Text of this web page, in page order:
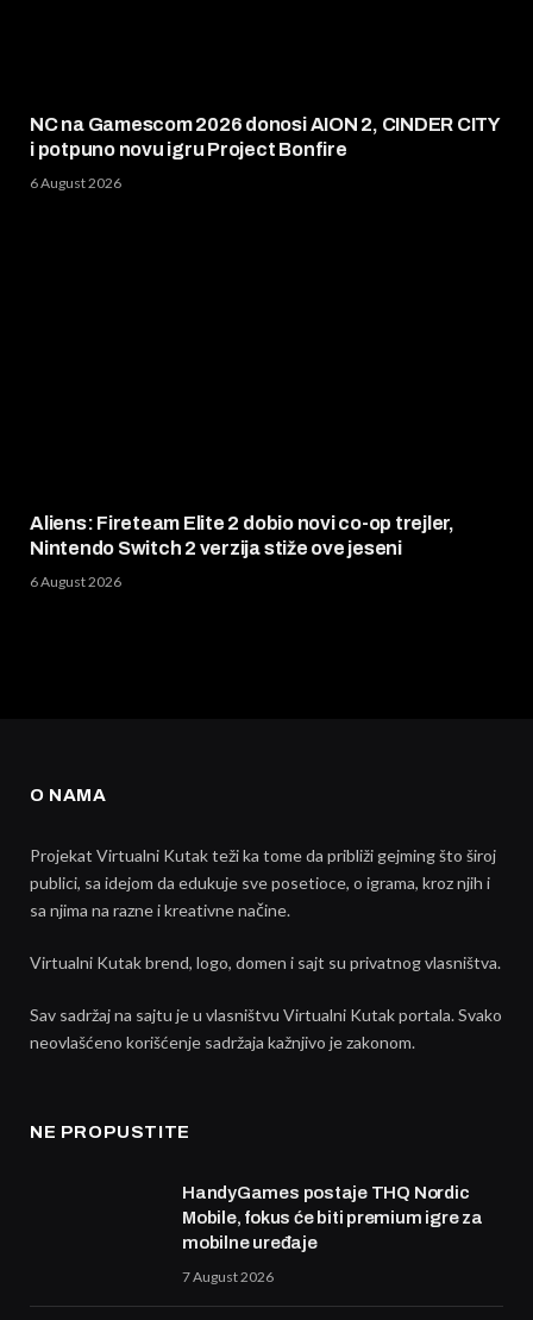
NC na Gamescom 2026 donosi AION 2, CINDER CITY
i potpuno novu igru Project Bonfire
6 August 2026
Aliens: Fireteam Elite 2 dobio novi co-op trejler,
Nintendo Switch 2 verzija stiže ove jeseni
6 August 2026
O NAMA
Projekat Virtualni Kutak teži ka tome da približi gejming što široj
publici, sa idejom da edukuje sve posetioce, o igrama, kroz njih i
sa njima na razne i kreativne načine.
Virtualni Kutak brend, logo, domen i sajt su privatnog vlasništva.
Sav sadržaj na sajtu je u vlasništvu Virtualni Kutak portala. Svako
neovlašćeno korišćenje sadržaja kažnjivo je zakonom.
NE PROPUSTITE
HandyGames postaje THQ Nordic
Mobile, fokus će biti premium igre za
mobilne uređaje
7 August 2026